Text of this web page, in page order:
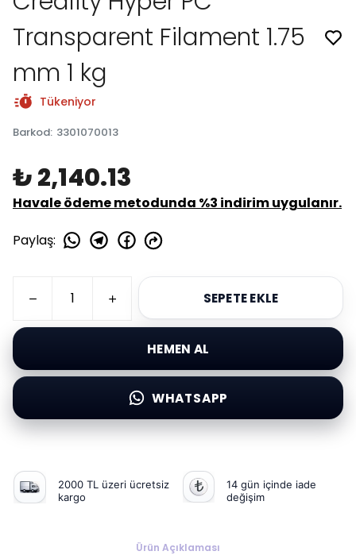
Transparent Filament 1.75
mm 1 kg
Tükeniyor
Barkod: 3301070013
₺ 2,140.13
Havale ödeme metodunda %3 indirim uygulanır.
Paylaş:
SEPETE EKLE
HEMEN AL
WHATSAPP
2000 TL üzeri ücretsiz
kargo
14 gün içinde iade
değişim
Ürün Açıklaması